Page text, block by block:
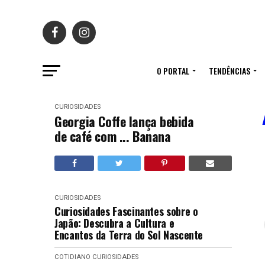
O PORTAL TENDÊNCIAS
CURIOSIDADES
Georgia Coffe lança bebida
de café com ... Banana
CURIOSIDADES
Curiosidades Fascinantes sobre o
Japão: Descubra a Cultura e
Encantos da Terra do Sol Nascente
COTIDIANO CURIOSIDADES